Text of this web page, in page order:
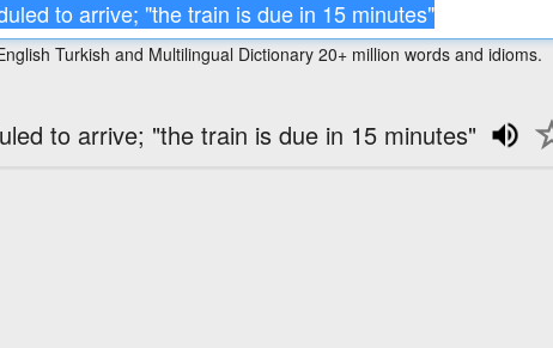
Turkish and Multilingual Dictionary 20+ million words and idioms.
to arrive; "the train is due in 15 minutes"